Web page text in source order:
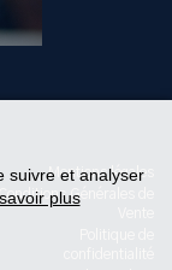
Mentions légales
Conditions Générales de
suivre et analyser
plus